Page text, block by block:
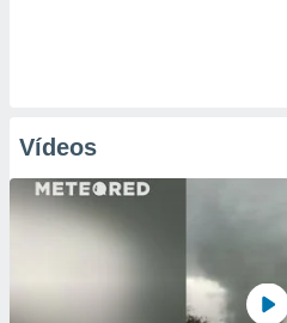
Vídeos